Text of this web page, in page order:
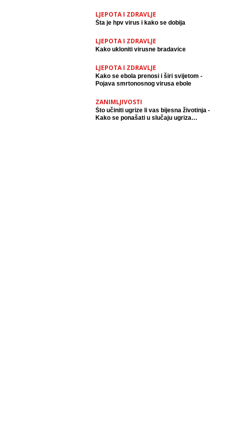
LJEPOTA I ZDRAVLJE
Šta je hpv virus i kako se dobija
LJEPOTA I ZDRAVLJE
Kako ukloniti virusne bradavice
LJEPOTA I ZDRAVLJE
Kako se ebola prenosi i širi svijetom -
Pojava smrtonosnog virusa ebole
ZANIMLJIVOSTI
Što učiniti ugrize li vas bijesna životinja -
Kako se ponašati u slučaju ugriza